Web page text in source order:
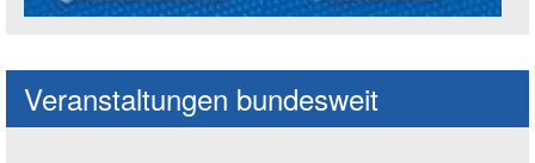
Veranstaltungen bundesweit